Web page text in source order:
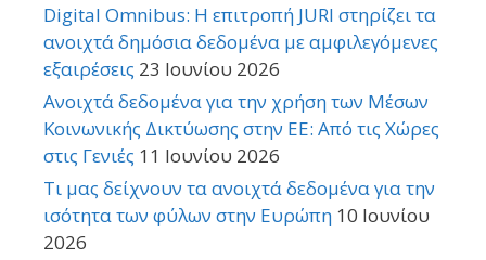
Digital Omnibus: Η επιτροπή JURI στηρίζει τα
ανοιχτά δημόσια δεδομένα με αμφιλεγόμενες
εξαιρέσεις 23 Ιουνίου 2026
Ανοιχτά δεδομένα για την χρήση των Μέσων
Κοινωνικής Δικτύωσης στην ΕΕ: Από τις Χώρες
στις Γενιές 11 Ιουνίου 2026
Τι μας δείχνουν τα ανοιχτά δεδομένα για την
ισότητα των φύλων στην Ευρώπη 10 Ιουνίου
2026